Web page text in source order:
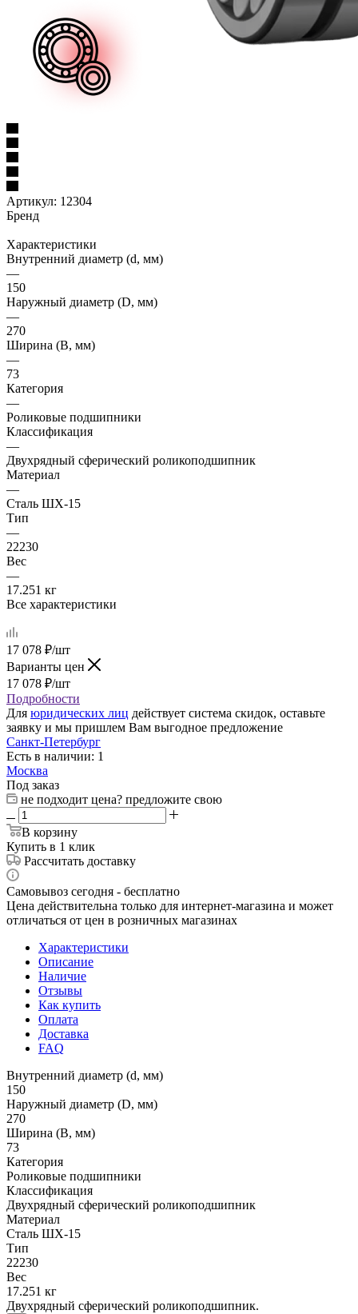
Артикул: 12304
Бренд
Характеристики
Внутренний диаметр (d, мм)
—
150
Наружный диаметр (D, мм)
—
270
Ширина (B, мм)
—
73
Категория
—
Роликовые подшипники
Классификация
—
Двухрядный сферический роликоподшипник
Материал
—
Сталь ШХ-15
Тип
—
22230
Вес
—
17.251 кг
Все характеристики
17 078 ₽/шт
Варианты цен
17 078 ₽/шт
Подробности
Для юридических лиц действует система скидок, оставьте
заявку и мы пришлем Вам выгодное предложение
Санкт-Петербург
Есть в наличии: 1
Москва
Под заказ
не подходит цена? предложите свою
В корзину
Купить в 1 клик
Рассчитать доставку
Самовывоз сегодня - бесплатно
Цена действительна только для интернет-магазина и может
отличаться от цен в розничных магазинах
Характеристики
Описание
Наличие
Отзывы
Как купить
Оплата
Доставка
FAQ
Внутренний диаметр (d, мм)
150
Наружный диаметр (D, мм)
270
Ширина (B, мм)
73
Категория
Роликовые подшипники
Классификация
Двухрядный сферический роликоподшипник
Материал
Сталь ШХ-15
Тип
22230
Вес
17.251 кг
Двухрядный сферический роликоподшипник.